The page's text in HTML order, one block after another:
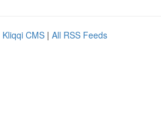
Kliqqi CMS | All RSS Feeds